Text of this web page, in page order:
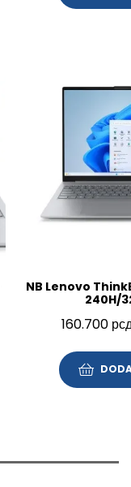
NB Lenovo
240H/
160.700